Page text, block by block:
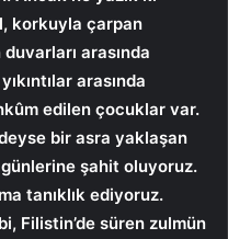
korkuyla çarpan
arasında
arasında
edilen çocuklar var.
bir asra yaklaşan
şahit oluyoruz.
tanıklık ediyoruz.
Filistin’de süren zulmün